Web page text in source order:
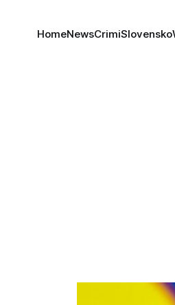
HomeNewsCrimiSlovensko